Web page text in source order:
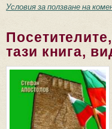
Условия за ползване на
тази книга,